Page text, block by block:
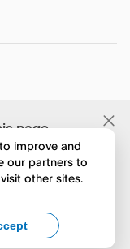
page
improve and
our partners to
other sites.